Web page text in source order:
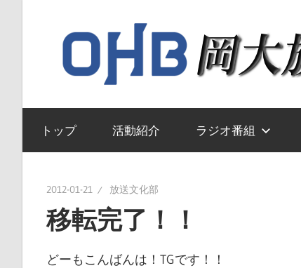
へ
キ
岡
山
大
送
文
化
トップ 活動紹介 ラジオ番組
2012-01-21 放送文化部
移転完了！！
どーもこんばんは！TGです！！